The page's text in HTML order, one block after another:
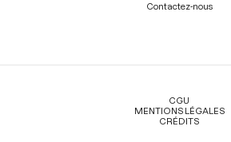
Contactez-nous
Légal
CGU
MENTIONS LÉGALES
CRÉDITS